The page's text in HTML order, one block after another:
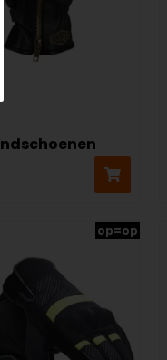
op=op